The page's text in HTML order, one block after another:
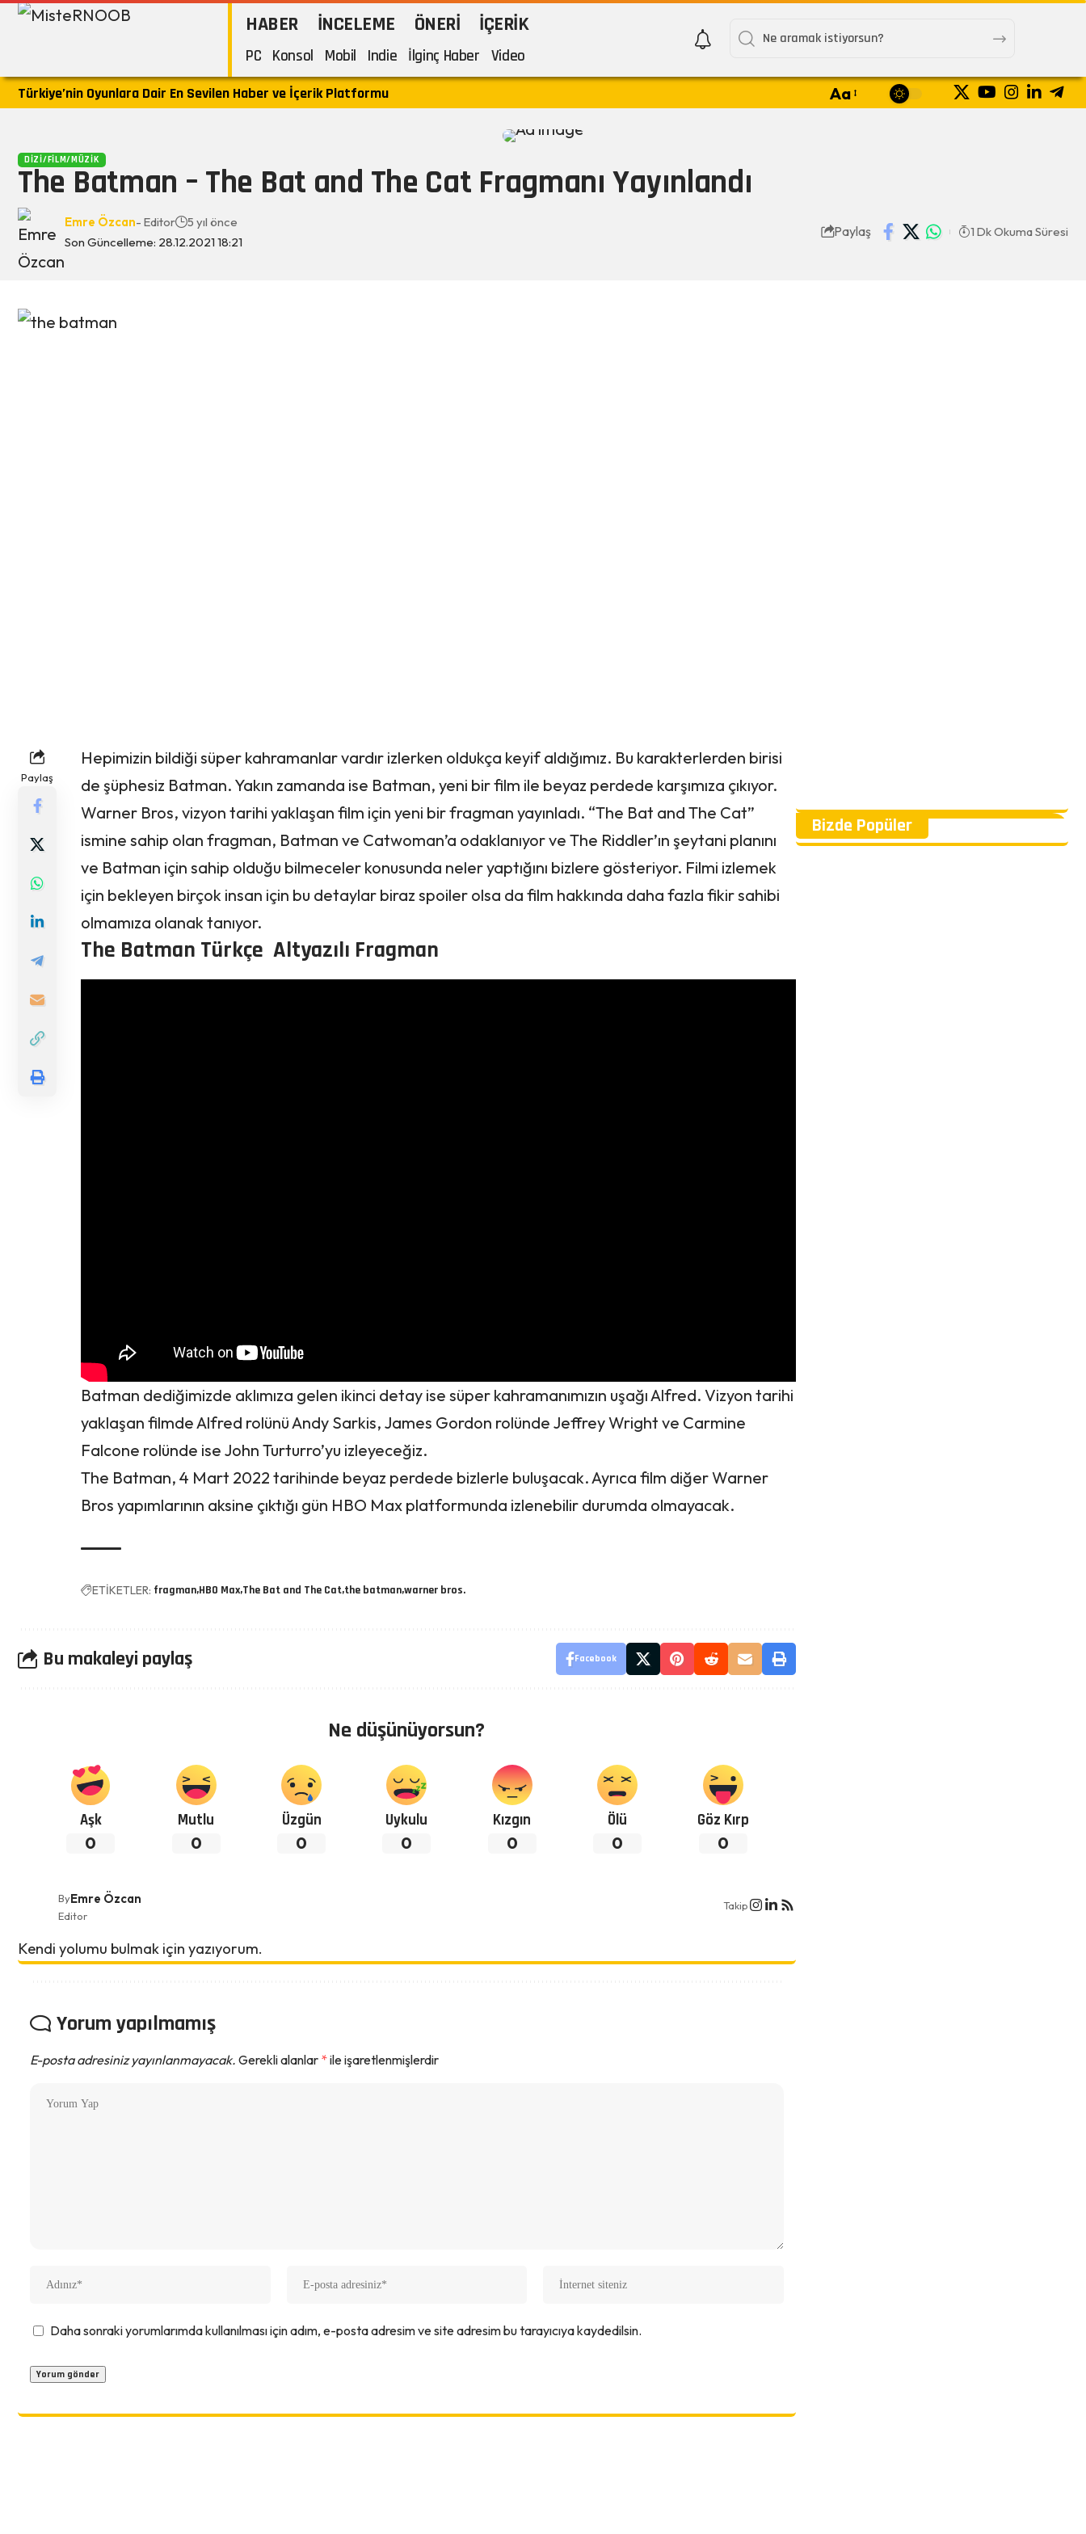
HABER İNCELEME ÖNERI İÇERIK
PC Konsol Mobil Indie İlginç Haber Video
Türkiye’nin Oyunlara Dair En Sevilen Haber ve İçerik Platformu Aa
DIZI/FILM/MÜZIK
The Batman – The Bat and The Cat Fragmanı Yayınlandı
Son Güncelleme: 28.12.2021 18:21
Emre Özcan- Editor 5 yıl önce
Paylaş 1 Dk Okuma Süresi
Paylaş
Hepimizin bildiği süper kahramanlar vardır izlerken oldukça keyif aldığımız. Bu karakterlerden birisi
de şüphesiz Batman. Yakın zamanda ise Batman, yeni bir film ile beyaz perdede karşımıza çıkıyor.
Warner Bros, vizyon tarihi yaklaşan film için yeni bir fragman yayınladı. “The Bat and The Cat”
ismine sahip olan fragman, Batman ve Catwoman’a odaklanıyor ve The Riddler’ın şeytani planını
ve Batman için sahip olduğu bilmeceler konusunda neler yaptığını bizlere gösteriyor. Filmi izlemek
için bekleyen birçok insan için bu detaylar biraz spoiler olsa da film hakkında daha fazla fikir sahibi
olmamıza olanak tanıyor.
The Batman Türkçe Altyazılı Fragman
Batman dediğimizde aklımıza gelen ikinci detay ise süper kahramanımızın uşağı Alfred. Vizyon tarihi
yaklaşan filmde Alfred rolünü Andy Sarkis, James Gordon rolünde Jeffrey Wright ve Carmine
Falcone rolünde ise John Turturro’yu izleyeceğiz.
The Batman, 4 Mart 2022 tarihinde beyaz perdede bizlerle buluşacak. Ayrıca film diğer Warner
Bros yapımlarının aksine çıktığı gün HBO Max platformunda izlenebilir durumda olmayacak.
ETİKETLER: fragman HBO Max The Bat and The Cat the batmanwarner bros.
Bu makaleyi paylaş Facebook
Ne düşünüyorsun?
Aşk
0
Mutlu
0
Üzgün
0
Uykulu
0
Kızgın
0
Ölü
0
Göz Kırp
0
ByEmre Özcan
Editor
Takip
Kendi yolumu bulmak için yazıyorum.
Yorum yapılmamış
E-posta adresiniz yayınlanmayacak. Gerekli alanlar *ile işaretlenmişlerdir
Daha sonraki yorumlarımda kullanılması için adım, e-posta adresim ve site adresim bu tarayıcıya kaydedilsin.
Bizde Popüler